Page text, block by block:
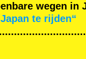
wegen
te rijden“